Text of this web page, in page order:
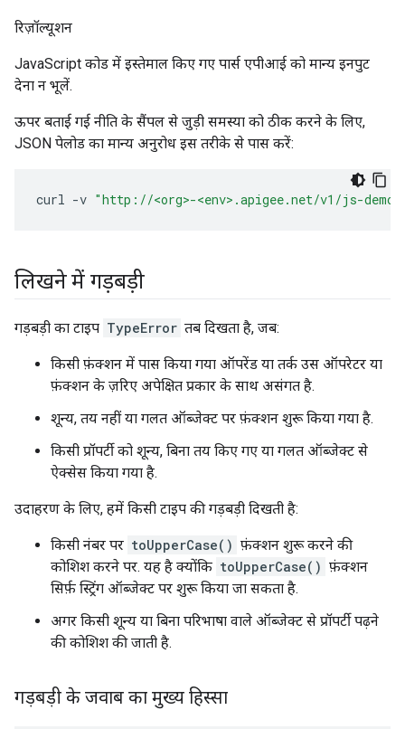
रिज़ॉल्यूशन
JavaScript कोड में इस्तेमाल किए गए पार्स एपीआई को मान्य इनपुट
देना न भूलें.
ऊपर बताई गई नीति के सैंपल से जुड़ी समस्या को ठीक करने के लिए,
JSON पेलोड का मान्य अनुरोध इस तरीके से पास करें:
curl -v "http://<org>-<env>.apigee.net/v1/js-demo"
लिखने में गड़बड़ी
गड़बड़ी का टाइप TypeError तब दिखता है, जब:
किसी फ़ंक्शन में पास किया गया ऑपरेंड या तर्क उस ऑपरेटर या
फ़ंक्शन के ज़रिए अपेक्षित प्रकार के साथ असंगत है.
शून्य, तय नहीं या गलत ऑब्जेक्ट पर फ़ंक्शन शुरू किया गया है.
किसी प्रॉपर्टी को शून्य, बिना तय किए गए या गलत ऑब्जेक्ट से
ऐक्सेस किया गया है.
उदाहरण के लिए, हमें किसी टाइप की गड़बड़ी दिखती है:
किसी नंबर पर toUpperCase() फ़ंक्शन शुरू करने की
कोशिश करने पर. यह है क्योंकि toUpperCase() फ़ंक्शन
सिर्फ़ स्ट्रिंग ऑब्जेक्ट पर शुरू किया जा सकता है.
अगर किसी शून्य या बिना परिभाषा वाले ऑब्जेक्ट से प्रॉपर्टी पढ़ने
की कोशिश की जाती है.
गड़बड़ी के जवाब का मुख्य हिस्सा